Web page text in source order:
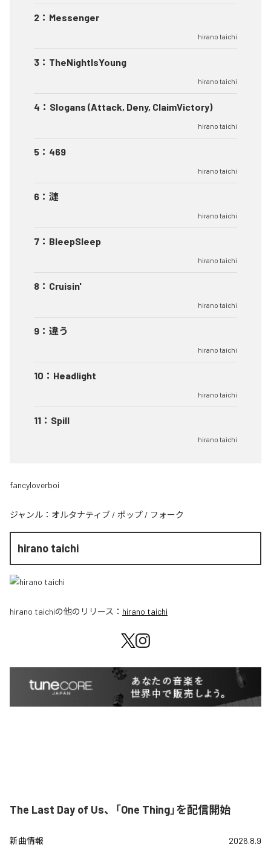
2 ： Messenger
hirano taichi
3 ： TheNightIsYoung
hirano taichi
4 ： Slogans (Attack, Deny, ClaimVictory)
hirano taichi
5 ： 469
hirano taichi
6 ： 漣
hirano taichi
7 ： BleepSleep
hirano taichi
8 ： Cruisin'
hirano taichi
9 ： 違う
hirano taichi
10 ： Headlight
hirano taichi
11 ： Spill
hirano taichi
fancyloverboi
ジャンル： オルタナティブ / ポップ / フォーク
hirano taichi
hirano taichiの他のリリース： hirano taichi
The Last Day of Us、「One Thing」を配信開始
新曲情報 2026.8.9